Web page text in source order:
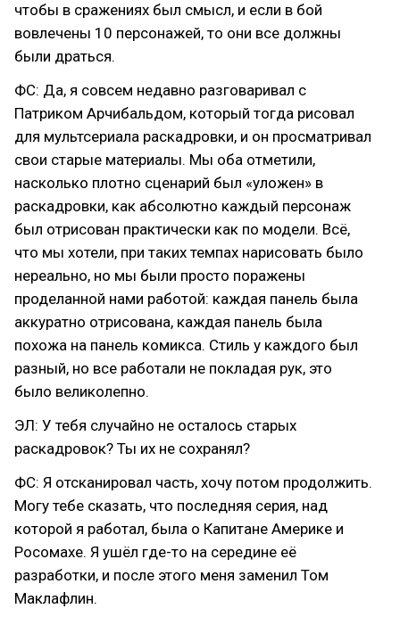
чтобы в сражениях был смысл, и если в бой
вовлечены 10 персонажей, то они все должны
были драться.
ФС: Да, я совсем недавно разговаривал с
Патриком Арчибальдом, который тогда рисовал
для мультсериала раскадровки, и он просматривал
свои старые материалы. Мы оба отметили,
насколько плотно сценарий был «уложен» в
раскадровки, как абсолютно каждый персонаж
был отрисован практически как по модели. Всё,
что мы хотели, при таких темпах нарисовать было
нереально, но мы были просто поражены
проделанной нами работой: каждая панель была
аккуратно отрисована, каждая панель была
похожа на панель комикса. Стиль у каждого был
разный, но все работали не покладая рук, это
было великолепно.
ЭЛ: У тебя случайно не осталось старых
раскадровок? Ты их не сохранял?
ФС: Я отсканировал часть, хочу потом продолжить.
Могу тебе сказать, что последняя серия, над
которой я работал, была о Капитане Америке и
Росомахе. Я ушёл где-то на середине её
разработки, и после этого меня заменил Том
Маклафлин.